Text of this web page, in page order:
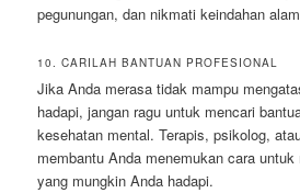
pegunungan, dan nikmati keindahan
10. CARILAH BANTUAN PROFESIONAL
Jika Anda merasa tidak mampu
hadapi, jangan ragu untuk mencari
kesehatan mental. Terapis, psikolog,
membantu Anda menemukan cara
yang mungkin Anda hadapi.